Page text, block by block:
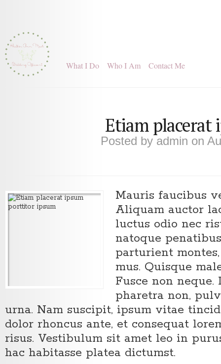
What I Do Who I Am Contact Me
Etiam
Posted by admin on
Mauris faucibus
Aliquam auctor
luctus odio nec
natoque
parturient
mus. Quisque
Fusce non neque.
pharetra non,
urna. Nam suscipit, ipsum vitae
dolor rhoncus ante, et consequat
risus. Vestibulum sit amet leo in
hac habitasse platea dictumst.